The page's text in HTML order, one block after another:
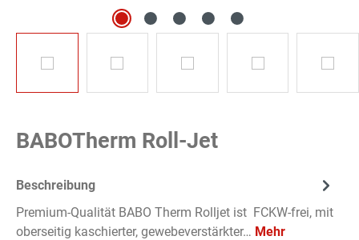
BABOTherm Roll-Jet
Beschreibung
Premium-Qualität BABO Therm Rolljet ist FCKW-frei, mit
oberseitig kaschierter, gewebeverstärkter… Mehr